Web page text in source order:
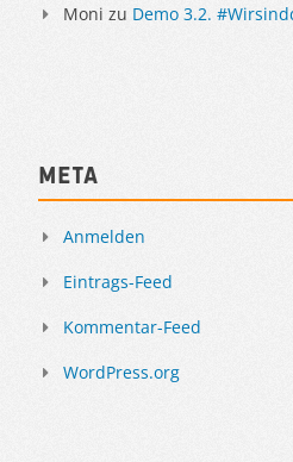
Moni zu Demo 3.2.
Meta
Anmelden
Eintrags-Feed
Kommentar-Feed
WordPress.org